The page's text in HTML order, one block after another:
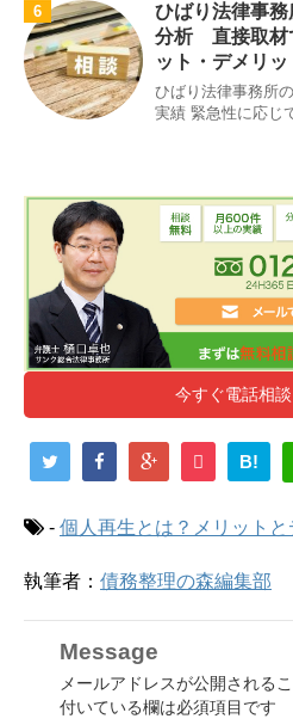
6
ひばり法律事
分析 直接取材
ット・デメリッ
ひばり法律事務所
実績 緊急性に応じ
今すぐ電話相
B!
- 個人再生とは？メリットと
執筆者： 債務整理の森編集部
Message
メールアドレスが公開される
付いている欄は必須項目です